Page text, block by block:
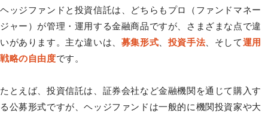
ヘッジファンドと投資信託は、どちらもプロ（ファンドマネー
ジャー）が管理・運用する金融商品ですが、さまざまな点で違
いがあります。主な違いは、 募集形式 投資手法、そして運用
戦略の自由度です。
たとえば、投資信託は、証券会社など金融機関を通じて購入す
る公募形式ですが、ヘッジファンドは一般的に機関投資家や大